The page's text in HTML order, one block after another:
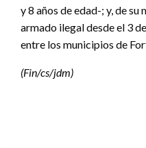
y 8 años de edad-; y, de
armado ilegal desde el 3
entre los municipios de
(Fin/cs/jdm)